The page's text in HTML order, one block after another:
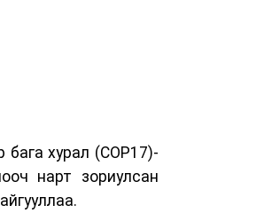
хурал (COP17)-
нарт зориулсан